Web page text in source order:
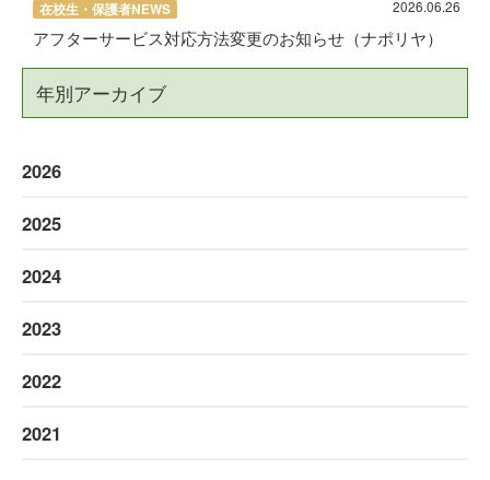
在校生・保護者NEWS 2026.06.26
アフターサービス対応方法変更のお知らせ（ナポリヤ）
年別アーカイブ
2026
2025
2024
2023
2022
2021